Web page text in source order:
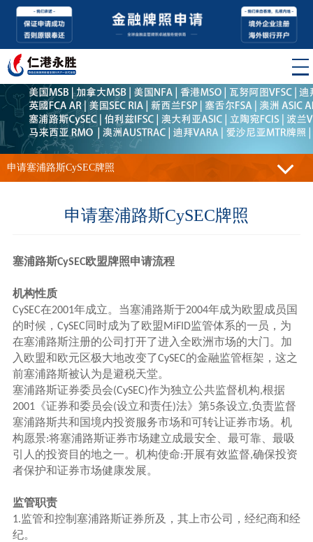
申请塞浦路斯CySEC牌照
申请塞浦路斯CySEC牌照
塞浦路斯CySEC欧盟牌照申请流程
机构性质
CySEC在2001年成立。当塞浦路斯于2004年成为欧盟成员国
的时候， CySEC同时成为了欧盟 MiFID监管体系的一员，为
在塞浦路斯注册的公司打开了进入全欧洲市场的大门。加
入欧盟和欧元区极大地改变了CySEC的金融监管框架，这之
前塞浦路斯被认为是避税天堂。
塞浦路斯证券委员会(CySEC)作为独立公共监督机构,根据
2001 《证券和委员会(设立和责任)法》第5条设立,负责监督
塞浦路斯共和国境内投资服务市场和可转让证券市场。机
构愿景:将塞浦路斯证券市场建立成最安全、最可靠、最吸
引人的投资目的地之一。机构使命:开展有效监督,确保投资
者保护和证券市场健康发展。
监管职责
1.监管和控制塞浦路斯证券所及，其上市公司，经纪商和经
纪。